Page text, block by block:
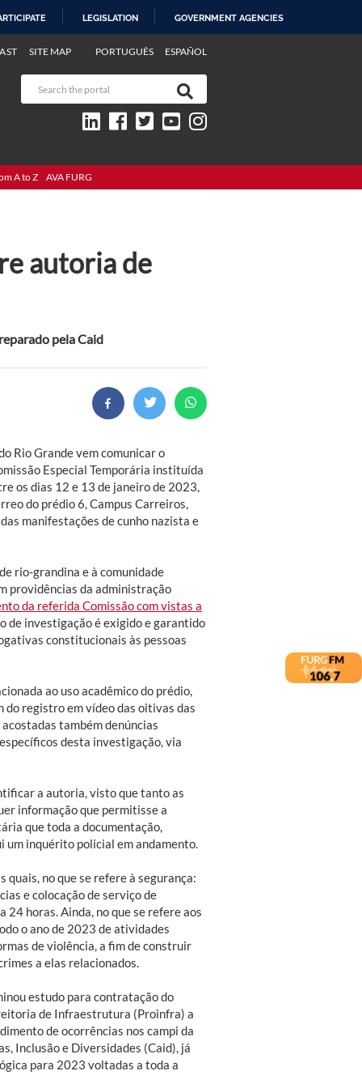
LEGISLATION GOVERNMENT AGENCIES
PORTUGUÊS ESPAÑOL
SITE MAP
A to Z AVA FURG
autoria de
pela Caid
Rio Grande vem comunicar o
Especial Temporária instituída
os dias 12 e 13 de janeiro de 2023,
do prédio 6, Campus Carreiros,
manifestações de cunho nazista e
rio-grandina e à comunidade
providências da administração
da referida Comissão com vistas a
de investigação é exigido e garantido
constitucionais às pessoas
ao uso acadêmico do prédio,
do registro em vídeo das oitivas das
também denúncias
desta investigação, via
a autoria, visto que tanto as
informação que permitisse a
que toda a documentação,
um inquérito policial em andamento.
quais, no que se refere à segurança:
e colocação de serviço de
24 horas. Ainda, no que se refere aos
o ano de 2023 de atividades
de violência, a fim de construir
a elas relacionados.
estudo para contratação do
de Infraestrutura (Proinfra) a
de ocorrências nos campi da
Inclusão e Diversidades (Caid), já
para 2023 voltadas a toda a